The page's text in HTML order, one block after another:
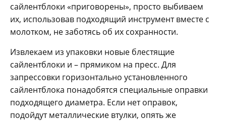
сайлентблоки «приговорены», просто выбиваем
их, использовав подходящий инструмент вместе с
молотком, не заботясь об их сохранности.
Извлекаем из упаковки новые блестящие
сайлентблоки и – прямиком на пресс. Для
запрессовки горизонтально установленного
сайлентблока понадобятся специальные оправки
подходящего диаметра. Если нет оправок,
подойдут металлические втулки, опять же